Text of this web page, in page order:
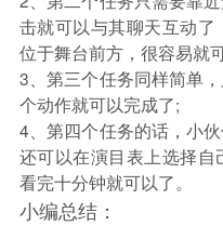
击就可以与其聊天互动
位于舞台前方，很容易就
3、第三个任务同样简单
个动作就可以完成了;
4、第四个任务的话，小
还可以在演目表上选择自
看完十分钟就可以了。
小编总结：